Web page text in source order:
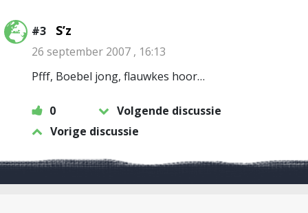
#3 S’z
26 september 2007 , 16:13
Pfff, Boebel jong, flauwkes hoor…
0
Volgende discussie
Vorige discussie